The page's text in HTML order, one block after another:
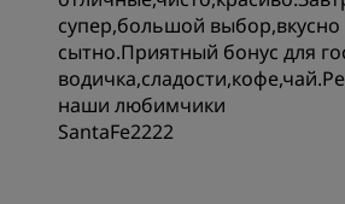
супер,большой выбор,вкусно
сытно.Приятный бонус для
наши любимчики
SantaFe2222